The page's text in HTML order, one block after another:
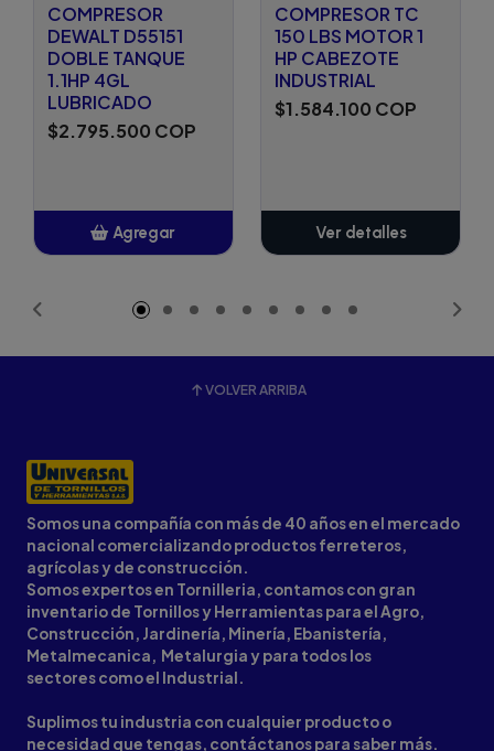
COMPRESOR
DEWALT D55151
DOBLE TANQUE
1.1HP 4GL
LUBRICADO
$2.795.500 COP
Agregar
COMPRESOR TC
150 LBS MOTOR 1
HP CABEZOTE
INDUSTRIAL
$1.584.100 COP
Ver detalles
VOLVER ARRIBA
Somos una compañía con más de 40 años en el mercado
nacional comercializando productos ferreteros,
agrícolas y de construcción.
Somos expertos en Tornilleria, contamos con gran
inventario de Tornillos y Herramientas para el Agro,
Construcción, Jardinería, Minería, Ebanistería,
Metalmecanica, Metalurgia y para todos los
sectores como el Industrial.
Suplimos tu industria con cualquier producto o
necesidad que tengas, contáctanos para saber más.